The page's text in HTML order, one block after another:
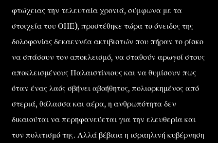
φτώχειας την τελευταία χρονιά, σύμφωνα με τα
στοιχεία του ΟΗΕ), προστέθηκε τώρα το όνειδος της
δολοφονίας δεκαεννέα ακτιβιστών που πήραν το ρίσκο
να σπάσουν τον αποκλεισμό, να σταθούν αρωγοί στους
αποκλεισμένους Παλαιστίνιους και να θυμίσουν πως
όταν ένας λαός σβήνει αβοήθητος, πολιορκημένος από
στεριά, θάλασσα και αέρα, η ανθρωπότητα δεν
δικαιούται να περηφανεύεται για την ελευθερία και
τον πολιτισμό της. Αλλά βέβαια η ισραηλινή κυβέρνηση